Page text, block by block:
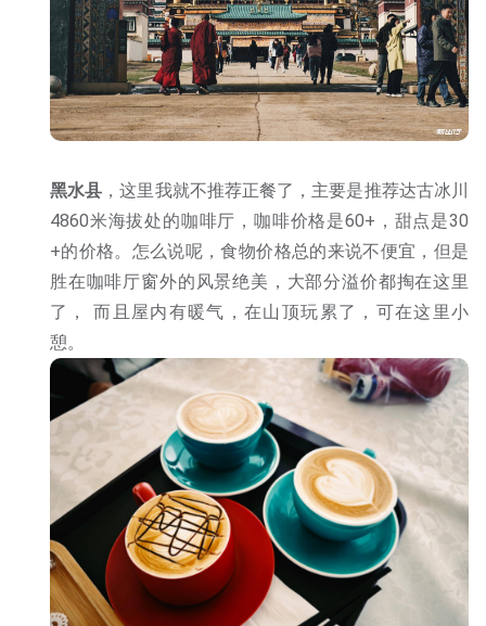
黑水县 ，这里我就不推荐正餐了，主要是推荐达古冰川
4860米海拔处的咖啡厅，咖啡价格是60+，甜点是30
+的价格。怎么说呢，食物价格总的来说不便宜，但是
胜在咖啡厅窗外的风景绝美，大部分溢价都掏在这里
了， 而且屋内有暖气，在山顶玩累了，可在这里小
憩。